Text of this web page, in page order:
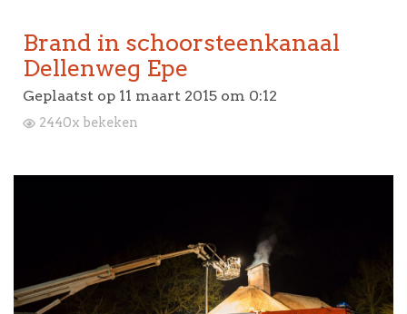
Brand in schoorsteenkanaal
Dellenweg Epe
Geplaatst op 11 maart 2015 om 0:12
2440x bekeken